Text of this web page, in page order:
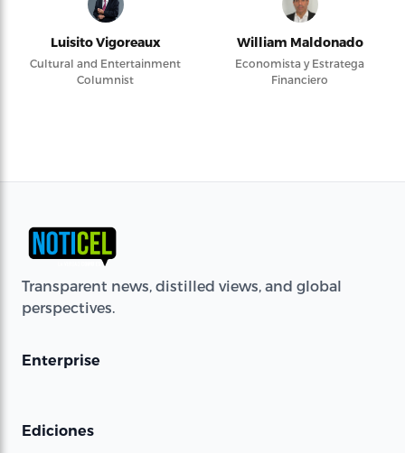
Luisito Vigoreaux
Cultural and Entertainment
Columnist
William Maldonado
Economista y Estratega
Financiero
Transparent news, distilled views, and global
perspectives.
Enterprise
Ediciones